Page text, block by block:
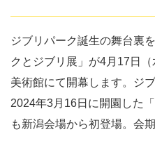
ジブリパーク誕生の舞台裏
クとジブリ展」が4月17日
美術館にて開幕します。ジ
2024年3月16日に開園した
も新潟会場から初登場。会